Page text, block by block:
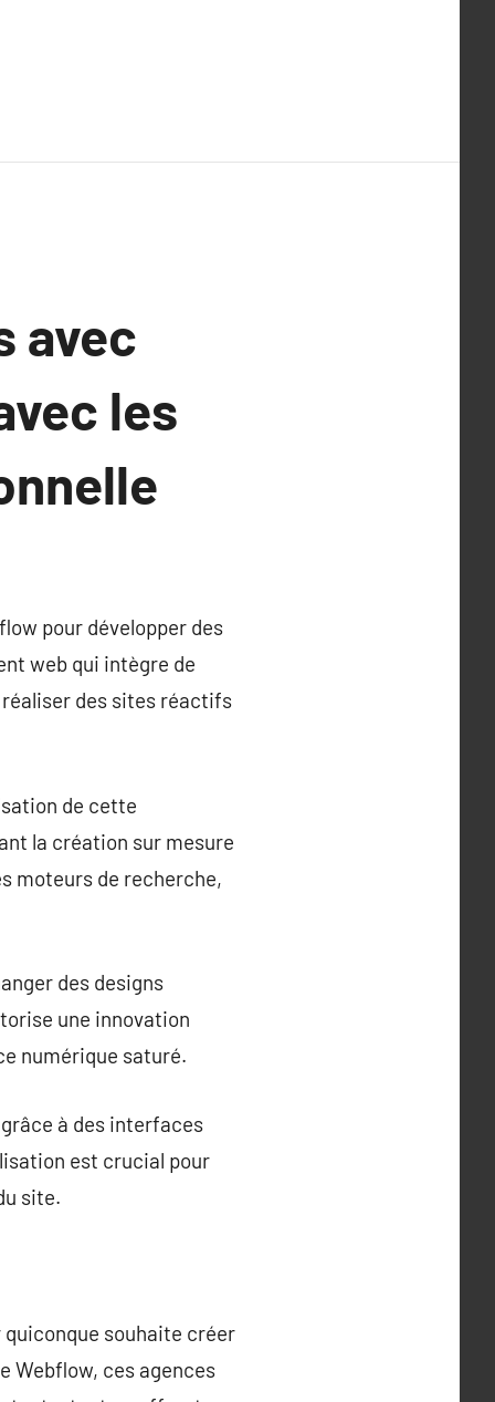
avec
les
pour développer des
web qui intègre de
des sites réactifs
de cette
la création sur mesure
moteurs de recherche,
des designs
une innovation
numérique saturé.
à des interfaces
est crucial pour
site.
souhaite créer
Webflow, ces agences